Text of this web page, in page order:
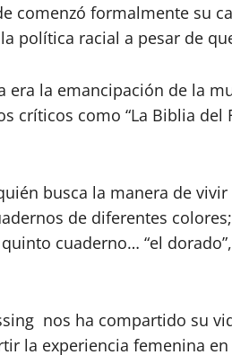
comenzó formalmente su
política racial a pesar de
la emancipación de la
críticos como “La Biblia
busca la manera de
de diferentes
cuaderno… “el
nos ha compartido su
la experiencia femenina en